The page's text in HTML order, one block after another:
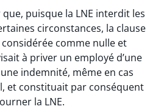
que, puisque la LNE interdit les
circonstances, la clause
comme nulle et
à priver un employé d’une
indemnité, même en cas
et constituait par conséquent
la LNE.